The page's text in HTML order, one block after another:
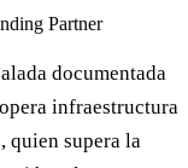
Partner
documentada
infraestructura
quien supera la